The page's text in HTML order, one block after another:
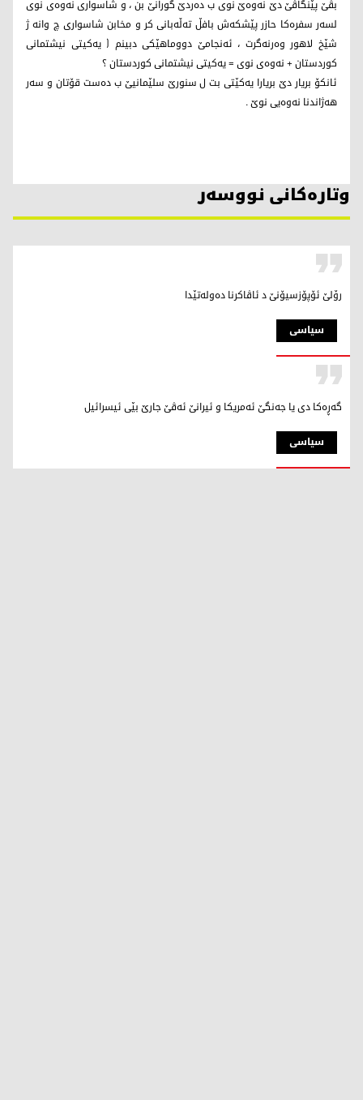
بڤێ پێنگاڤێ دێ نەوەێ نوی ب دەردێ گورانێ بن ، و شاسواری نەوەی نوی
لسەر سفرەکا حازر پێشکەش بافڵ تەڵەبانی کر و مخابن شاسواری چ وانە ژ
شێخ لاهور وەرنەگرت ، ئەنجامێ دووماهێکی دبینم ( یەکیتی نیشتمانی
کوردستان + نەوەی نوی = یەکیتی نیشتمانی کوردستان ؟
ئانکۆ بریار دێ بریارا یەکێتی بت ل سنورێ سلێمانیێ ب دەست قۆتان و سەر
هەژاندنا نەوەیی نوێ .
وتارەکانی نووسەر
سیاسی
رۆلێ ئۆپۆزسیۆنێ د ئاڤاکرنا دەولەتێدا
سیاسی
گەڕەکا دی یا جەنگێ ئەمریکا و ئیرانێ ئەڤێ جارێ بێی ئیسرائیل